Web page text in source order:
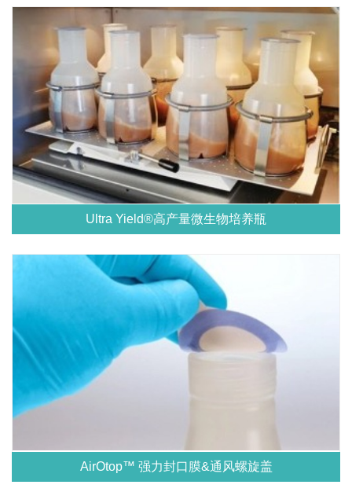
Ultra Yield®高产量微生物培养瓶
AirOtop™ 强力封口膜&通风螺旋盖